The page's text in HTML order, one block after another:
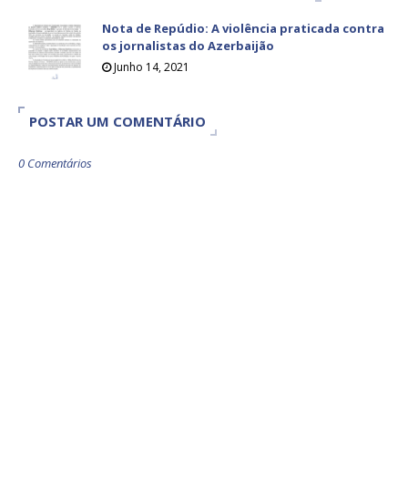
Nota de Repúdio: A violência praticada contra
os jornalistas do Azerbaijão
Junho 14, 2021
POSTAR UM COMENTÁRIO
0 Comentários